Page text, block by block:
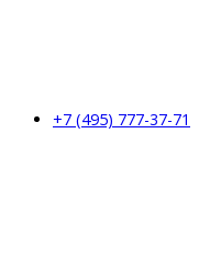
+7 (495) 777-37-71